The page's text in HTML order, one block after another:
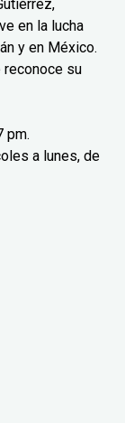
en la lucha
y en México.
reconoce su
pm.
a lunes, de